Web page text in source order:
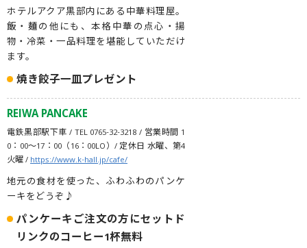
ホテルアクア黒部内にある中華料理屋。
飯・麺の他にも、本格中華の点心・揚
物・冷菜・一品料理を堪能していただけ
ます。
焼き餃子一皿プレゼント
REIWA PANCAKE
電鉄黒部駅下車 / TEL 0765-32-3218 / 営業時間 1
0：00〜17：00（16：00LO）/ 定休日 水曜、第4
火曜 /https://www.k-hall.jp/cafe/
地元の食材を使った、ふわふわのパンケ
ーキをどうぞ♪
パンケーキご注文の方にセットド
リンクのコーヒー1杯無料